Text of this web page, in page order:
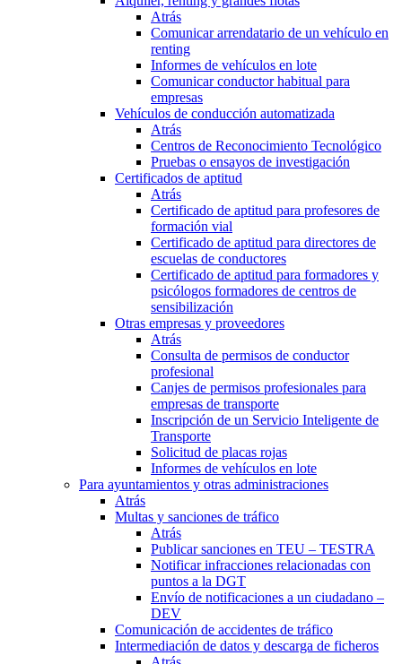
Atrás
Comunicar arrendatario de un vehículo en
renting
Informes de vehículos en lote
Comunicar conductor habitual para
empresas
Vehículos de conducción automatizada
Atrás
Centros de Reconocimiento Tecnológico
Pruebas o ensayos de investigación
Certificados de aptitud
Atrás
Certificado de aptitud para profesores de
formación vial
Certificado de aptitud para directores de
escuelas de conductores
Certificado de aptitud para formadores y
psicólogos formadores de centros de
sensibilización
Otras empresas y proveedores
Atrás
Consulta de permisos de conductor
profesional
Canjes de permisos profesionales para
empresas de transporte
Inscripción de un Servicio Inteligente de
Transporte
Solicitud de placas rojas
Informes de vehículos en lote
Para ayuntamientos y otras administraciones
Atrás
Multas y sanciones de tráfico
Atrás
Publicar sanciones en TEU – TESTRA
Notificar infracciones relacionadas con
puntos a la DGT
Envío de notificaciones a un ciudadano –
DEV
Comunicación de accidentes de tráfico
Intermediación de datos y descarga de ficheros